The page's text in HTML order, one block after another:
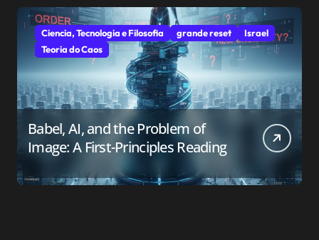
Ciencia, Tecnologia e Filosofia grande reset
Israel
Teoria do Caos
Babel, AI, and the Problem of
Image: A First-Principles Reading